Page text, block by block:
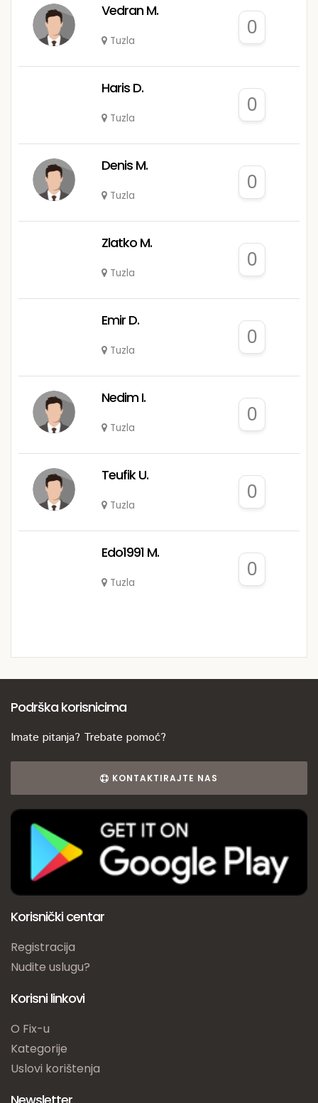
Vedran M.
Tuzla
0
Haris D.
Tuzla
0
Denis M.
Tuzla
0
Zlatko M.
Tuzla
0
Emir D.
Tuzla
0
Nedim I.
Tuzla
0
Teufik U.
Tuzla
0
Edo1991 M.
Tuzla
0
Podrška korisnicima
Imate pitanja? Trebate pomoć?
KONTAKTIRAJTE NAS
Korisnički centar
Registracija
Nudite uslugu?
Korisni linkovi
O Fix-u
Kategorije
Uslovi korištenja